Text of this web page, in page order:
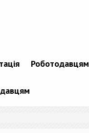
Роботодавцям